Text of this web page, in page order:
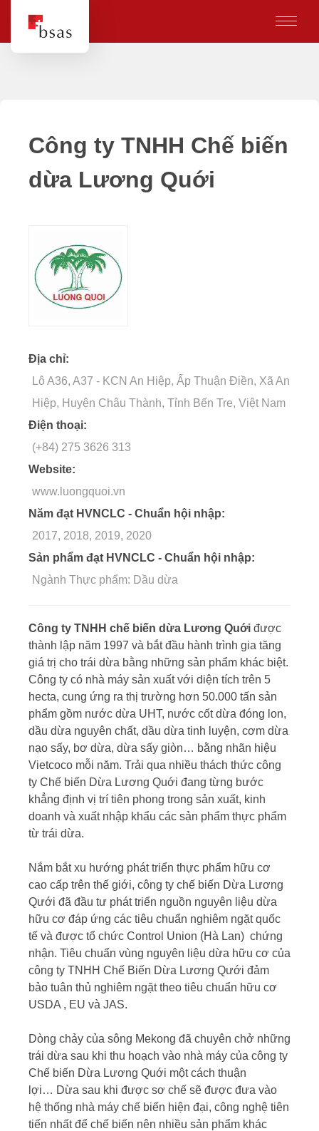
Công ty TNHH Chế biến
dừa Lương Quới
Địa chỉ:
Lô A36, A37 - KCN An Hiệp, Ấp Thuận Điền, Xã An
Hiệp, Huyện Châu Thành, Tỉnh Bến Tre, Việt Nam
Điện thoại:
(+84) 275 3626 313
Website:
www.luongquoi.vn
Năm đạt HVNCLC - Chuẩn hội nhập:
2017, 2018, 2019, 2020
Sản phẩm đạt HVNCLC - Chuẩn hội nhập:
Ngành Thực phẩm: Dầu dừa
Công ty TNHH chế biến dừa Lương Quới được
thành lập năm 1997 và bắt đầu hành trình gia tăng
giá trị cho trái dừa bằng những sản phẩm khác biệt.
Công ty có nhà máy sản xuất với diện tích trên 5
hecta, cung ứng ra thị trường hơn 50.000 tấn sản
phẩm gồm nước dừa UHT, nước cốt dừa đóng lon,
dầu dừa nguyên chất, dầu dừa tinh luyện, cơm dừa
nạo sấy, bơ dừa, dừa sấy giòn… bằng nhãn hiệu
Vietcoco mỗi năm. Trải qua nhiều thách thức công
ty Chế biến Dừa Lương Quới đang từng bước
khẳng định vị trí tiên phong trong sản xuất, kinh
doanh và xuất nhập khẩu các sản phẩm thực phẩm
từ trái dừa.
Nắm bắt xu hướng phát triển thực phẩm hữu cơ
cao cấp trên thế giới, công ty chế biến Dừa Lương
Qưới đã đầu tư phát triển nguồn nguyên liệu dừa
hữu cơ đáp ứng các tiêu chuẩn nghiêm ngặt quốc
tế và được tổ chức Control Union (Hà Lan) chứng
nhận. Tiêu chuẩn vùng nguyên liệu dừa hữu cơ của
công ty TNHH Chế Biến Dừa Lương Qưới đảm
bảo tuân thủ nghiêm ngặt theo tiêu chuẩn hữu cơ
USDA , EU và JAS.
Dòng chảy của sông Mekong đã chuyên chở những
trái dừa sau khi thu hoạch vào nhà máy của công ty
Chế biến Dừa Lương Quới một cách thuận
lợi… Dừa sau khi được sơ chế sẽ được đưa vào
hệ thống nhà máy chế biến hiện đại, công nghệ tiên
tiến nhất để chế biến nên nhiều sản phẩm khác